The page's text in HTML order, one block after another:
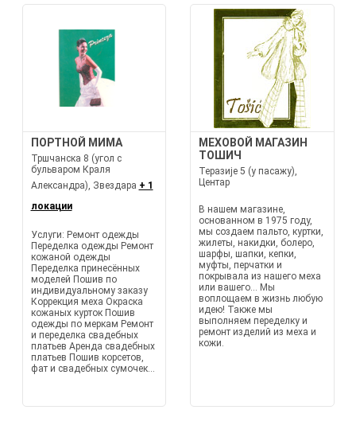
ПОРТНОЙ МИМА
Тршчанска 8 (угол с
бульваром Краля
Александра), Звездара + 1
локации
Услуги: Ремонт одежды
Переделка одежды Ремонт
кожаной одежды
Переделка принесённых
моделей Пошив по
индивидуальному заказу
Коррекция меха Окраска
кожаных курток Пошив
одежды по меркам Ремонт
и переделка свадебных
платьев Аренда свадебных
платьев Пошив корсетов,
фат и свадебных сумочек...
МЕХОВОЙ МАГАЗИН
ТОШИЧ
Теразије 5 (у пасажу),
Центар
В нашем магазине,
основанном в 1975 году,
мы создаем пальто, куртки,
жилеты, накидки, болеро,
шарфы, шапки, кепки,
муфты, перчатки и
покрывала из нашего меха
или вашего... Мы
воплощаем в жизнь любую
идею! Также мы
выполняем переделку и
ремонт изделий из меха и
кожи.